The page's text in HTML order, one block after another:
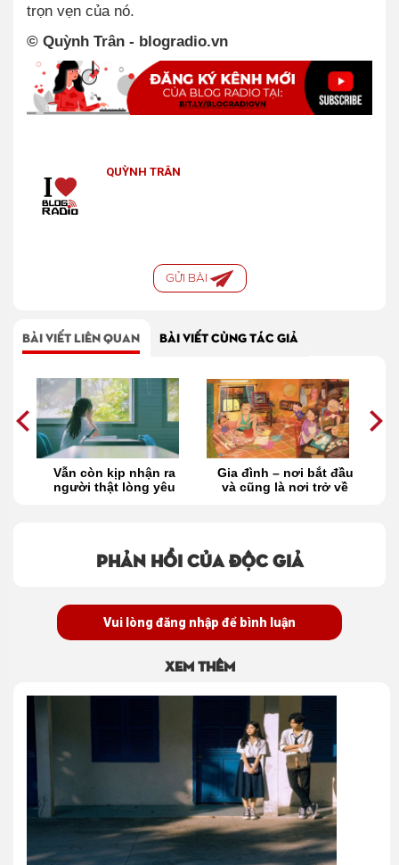
trọn vẹn của nó.
© Quỳnh Trân - blogradio.vn
QUỲNH TRÂN
GỬI BÀI
BÀI VIẾT LIÊN QUAN BÀI VIẾT CÙNG TÁC GIẢ
Vẫn còn kịp nhận ra
người thật lòng yêu
Gia đình – nơi bắt đầu
và cũng là nơi trở về
Phản hồi của độc giả
Vui lòng đăng nhập để bình luận
Xem thêm